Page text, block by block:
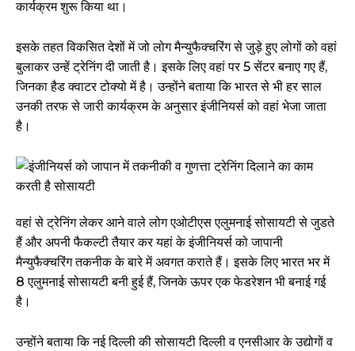
कार्यक्रम शुरू किया था।
इसके तहत विकसित देशों में जो लोग मैन्युफैक्चरिंग से जुड़े हुए लोगों को वहां
बुलाकर उन्हें ट्रेनिंग दी जाती है। इसके लिए वहां पर 5 सेंटर बनाए गए हैं,
जिनका हैड क्वाटर टोक्यो में है। उन्होंने बताया कि भारत से भी हर साल
उनकी तरफ से जारी कार्यक्रम के अनुसार इंजीनियर्स को वहां भेजा जाता
है।
वहां से ट्रेनिंग लेकर आने वाले लोग एओटीएस एलुमनाई सोसायटी से जुडते
हैं और अपनी फैकल्टी तैयार कर यहां के इंजीनियर्स को जापानी
मैन्युफैक्चरिंग तकनीक के बारे में अवगत कराते हैं। इसके लिए भारत भर में
8 एलुमनाई सोसायटी बनी हुई हैं, जिनके ऊपर एक फेडरेशन भी बनाई गई
है।
उन्होंने बताया कि नई दिल्ली की सोसायटी दिल्ली व एनसीआर के उद्योगों व